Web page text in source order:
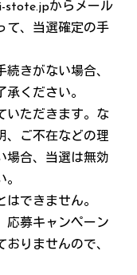
stote.jpからメール
て、当選確定の手
きがない場合、
ください。
いただきます。な
、ご不在などの理
場合、当選は無効
はできません。
応募キャンペーン
りませんので、